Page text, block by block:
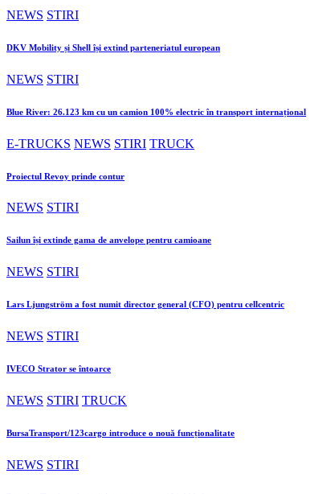
NEWS STIRI
DKV Mobility și Shell își extind parteneriatul european
NEWS STIRI
Blue River: 26.123 km cu un camion 100% electric în transport internațional
E-TRUCKS NEWS STIRI TRUCK
Proiectul Revoy prinde contur
NEWS STIRI
Sailun își extinde gama de anvelope pentru camioane
NEWS STIRI
Lars Ljungström a fost numit director general (CFO) pentru cellcentric
NEWS STIRI
IVECO Strator se întoarce
NEWS STIRI TRUCK
BursaTransport/123cargo introduce o nouă funcționalitate
NEWS STIRI